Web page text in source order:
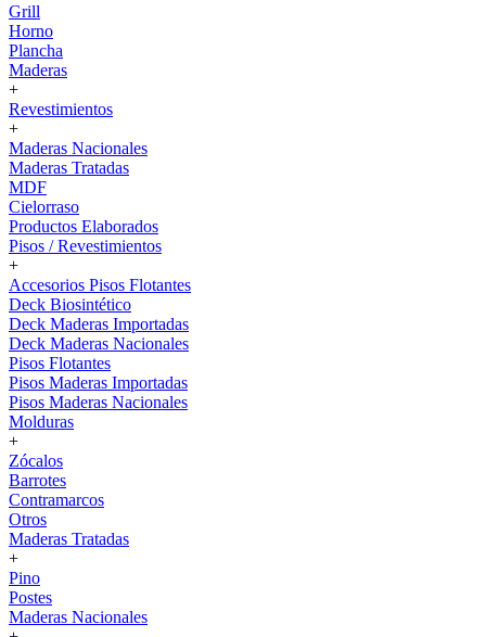
Grill
Horno
Plancha
Maderas
+
Revestimientos
+
Maderas Nacionales
Maderas Tratadas
MDF
Cielorraso
Productos Elaborados
Pisos / Revestimientos
+
Accesorios Pisos Flotantes
Deck Biosintético
Deck Maderas Importadas
Deck Maderas Nacionales
Pisos Flotantes
Pisos Maderas Importadas
Pisos Maderas Nacionales
Molduras
+
Zócalos
Barrotes
Contramarcos
Otros
Maderas Tratadas
+
Pino
Postes
Maderas Nacionales